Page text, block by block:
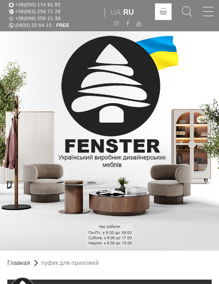
+38(050) 174 91 85
+38(063) 259 71 29
+38(068) 256 21 39
(0800) 33 64 15 - FREE
UA RU
Главная пуфик для прихожей